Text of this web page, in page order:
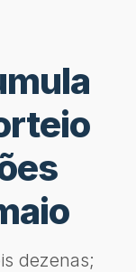
dezenas;